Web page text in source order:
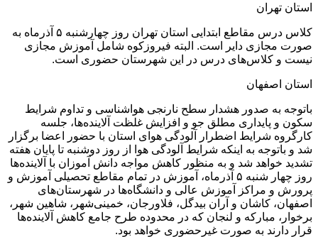
استان تهران
کلاس درس مقاطع ابتدایی استان تهران روز‌ چهارشنبه ۵ آذرماه به
صورت مجازی دایر است. البته فیروزکوه شامل آموزش مجازی
نیست و کلاس‌های درس در این شهرستان حضوری است.
استان اصفهان
باتوجه به صدور هشدار سطح نارنجی هواشناسی و تداوم شرایط
سکون و پایداری مطلق جو و افزایش غلظت آلاینده‌ها، جلسه
کارگروه شرایط اضطرار آلودگی هوای استان با حضور اعضا برگزار
شد و باتوجه به اینکه شرایط آلودگی هوا از روز دوشنبه تا پایان هفته
تشدید خواهد شد و به منظور کاهش مواجه دانش آموزان با آلاینده‌ها
روز‌ چهار شنبه ۵ آذرماه، آموزش در تمام مقاطع تحصیلی آموزش و
پرورش و مراکز آموزش عالی و دانشگاه‌ها در شهرستان‌های
اصفهان، کاشان و آران بیدگل، فلاورجان، خمینی‌شهر، شاهین شهر،
برخوار، مبارکه و لنجان که در محدوده طرح جامع کاهش آلاینده‌ها
قرار دارند به صورت غیرحضوری خواهد بود.